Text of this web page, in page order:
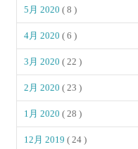
5月 2020( 8 )
4月 2020( 6 )
3月 2020( 22 )
2月 2020( 23 )
1月 2020( 28 )
12月 2019( 24 )